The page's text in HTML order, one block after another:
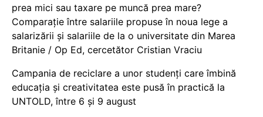
prea mici sau taxare pe muncă prea mare?
Comparație între salariile propuse în noua lege a
salarizării și salariile de la o universitate din Marea
Britanie / Op Ed, cercetător Cristian Vraciu
Campania de reciclare a unor studenți care îmbină
educația și creativitatea este pusă în practică la
UNTOLD, între 6 și 9 august